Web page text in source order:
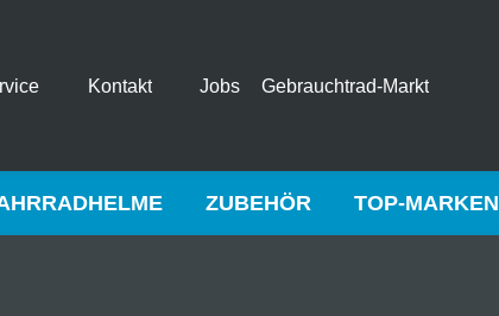
Kontakt Jobs Gebrauchtrad-Markt
ZUBEHÖR TOP-MARKEN